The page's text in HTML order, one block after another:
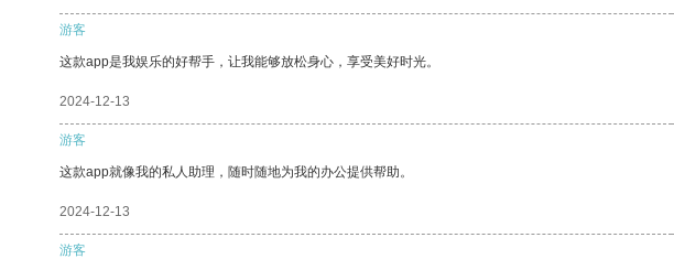
游客
这款app是我娱乐的好帮手，让我能够放松身心，享受美好时光。
2024-12-13
游客
这款app就像我的私人助理，随时随地为我的办公提供帮助。
2024-12-13
游客